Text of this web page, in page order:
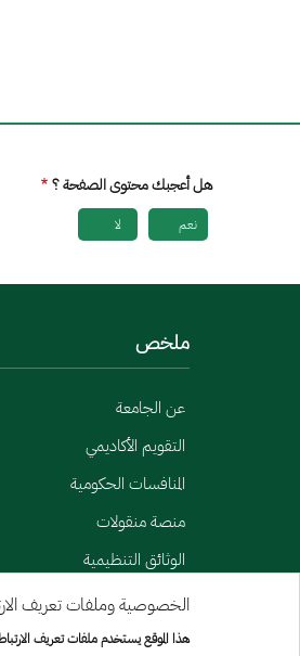
هل أعجبك محتوى الصفحة ؟
نعم لا
ملخص
عن الجامعة
التقويم الأكاديمي
المنافسات الحكومية
منصة منقولات
الوثائق التنظيمية
Copyright
خريطة الموقع
الخصوصية وملفات تعريف
هذا الموقع يستخدم ملفات تعريف